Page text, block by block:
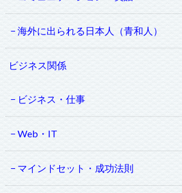
海外に出られる日本人（青和人）
ビジネス関係
ビジネス・仕事
Web・IT
マインドセット・成功法則